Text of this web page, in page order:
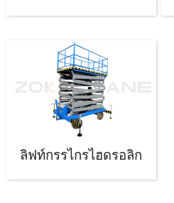
ลิฟท์กรรไกรไฮดรอลิก